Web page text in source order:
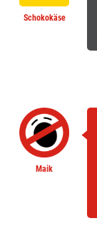
Schokokäse
Maik